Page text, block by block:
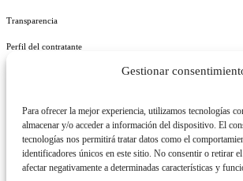
Gestionar
Para ofrecer la mejor experiencia, utilizamos tecnologías
almacenar y/o acceder a información del dispositivo. El
tecnologías nos permitirá tratar datos como el
identificadores únicos en este sitio. No consentir o retirar
afectar negativamente a determinadas características y
Transparencia
Perfil del contratante